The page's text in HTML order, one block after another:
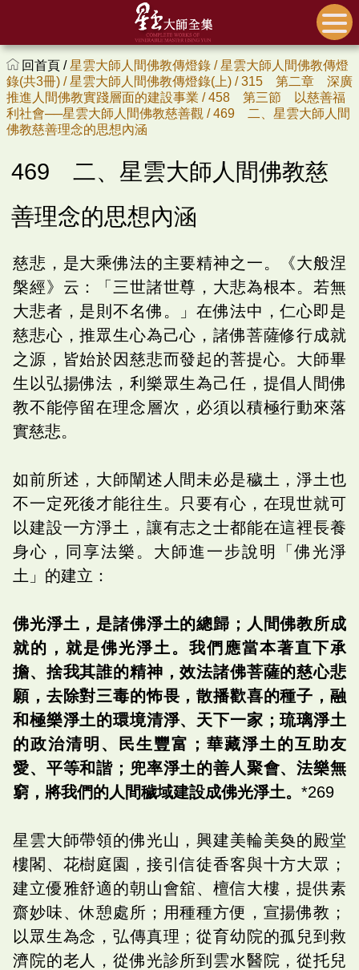
回首頁 /星雲大師人間佛教傳燈錄 /星雲大師人間佛教傳燈
錄(共3冊) /星雲大師人間佛教傳燈錄(上) /315 第二章 深廣
推進人間佛教實踐層面的建設事業 /458 第三節 以慈善福
利社會──星雲大師人間佛教慈善觀 /469 二、星雲大師人間
佛教慈善理念的思想內涵
469 二、星雲大師人間佛教慈
善理念的思想內涵
慈悲，是大乘佛法的主要精神之一。《大般涅
槃經》云：「三世諸世尊，大悲為根本。若無
大悲者，是則不名佛。」在佛法中，仁心即是
慈悲心，推眾生心為己心，諸佛菩薩修行成就
之源，皆始於因慈悲而發起的菩提心。大師畢
生以弘揚佛法，利樂眾生為己任，提倡人間佛
教不能停留在理念層次，必須以積極行動來落
實慈悲。
如前所述，大師闡述人間未必是穢土，淨土也
不一定死後才能往生。只要有心，在現世就可
以建設一方淨土，讓有志之士都能在這裡長養
身心，同享法樂。大師進一步說明「佛光淨
土」的建立：
佛光淨土，是諸佛淨土的總歸；人間佛教所成
就的，就是佛光淨土。我們應當本著直下承
擔、捨我其誰的精神，效法諸佛菩薩的慈心悲
願，去除對三毒的怖畏，散播歡喜的種子，融
和極樂淨土的環境清淨、天下一家；琉璃淨土
的政治清明、民生豐富；華藏淨土的互助友
愛、平等和諧；兜率淨土的善人聚會、法樂無
窮，將我們的人間穢域建設成佛光淨土。 *269
星雲大師帶領的佛光山，興建美輪美奐的殿堂
樓閣、花樹庭園，接引信徒香客與十方大眾；
建立優雅舒適的朝山會舘、檀信大樓，提供素
齋妙味、休憩處所；用種種方便，宣揚佛教；
以眾生為念，弘傳真理；從育幼院的孤兒到救
濟院的老人，從佛光診所到雲水醫院，從托兒